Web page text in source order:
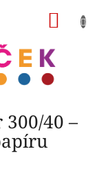
40 –